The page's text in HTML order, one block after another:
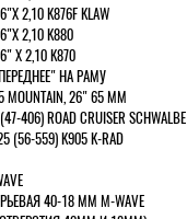
2,10 K876F KLAW
2,10 K880
Х 2,10 K870
НА РАМУ
MOUNTAIN, 26" 65 ММ
406) ROAD CRUISER SCHWALBE
559) K905 K-RAD
40-18 ММ M-WAVE